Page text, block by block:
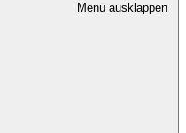
Menü ausklappen